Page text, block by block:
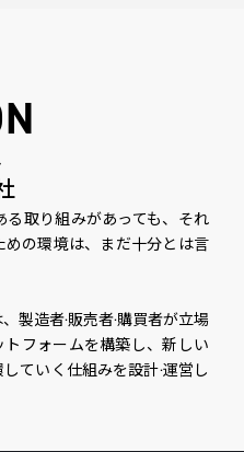
取り組みがあっても、それ
の環境は、まだ十分とは言
製造者·販売者·購買者が立場
フォームを構築し、新しい
ていく仕組みを設計·運営し